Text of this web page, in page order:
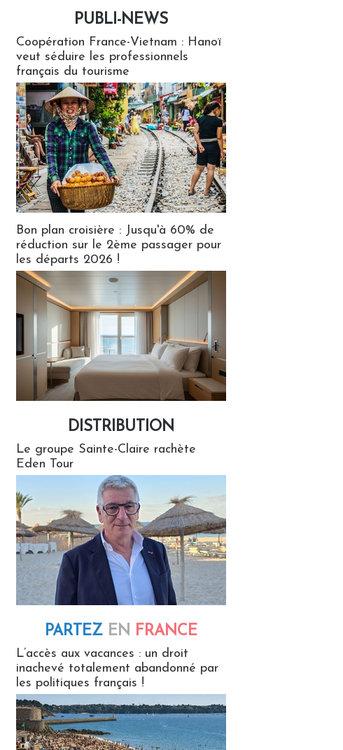
PUBLI-NEWS
Coopération France-Vietnam : Hanoï
veut séduire les professionnels
français du tourisme
Bon plan croisière : Jusqu'à 60% de
réduction sur le 2ème passager pour
les départs 2026 !
DISTRIBUTION
Le groupe Sainte-Claire rachète
Eden Tour
PARTEZ EN FRANCE
L’accès aux vacances : un droit
inachevé totalement abandonné par
les politiques français !